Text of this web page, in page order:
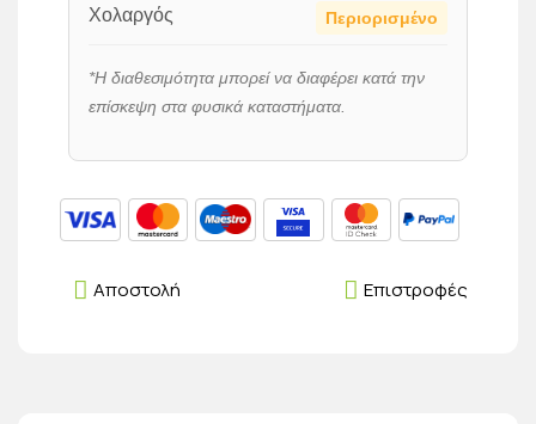
Χολαργός Περιορισμένο
*Η διαθεσιμότητα μπορεί να διαφέρει κατά την
επίσκεψη στα φυσικά καταστήματα.
Επιστροφές
Αποστολή